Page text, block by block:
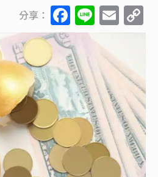
分享： F
a
c
e
b
o
o
k
Li
n
e
E
m
l
n
k